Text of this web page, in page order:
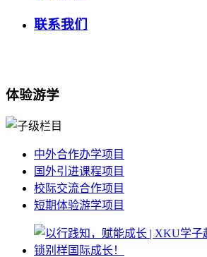
联系我们
体验游学
中外合作办学项目
国外引进课程项目
校际交流合作项目
短期体验游学项目